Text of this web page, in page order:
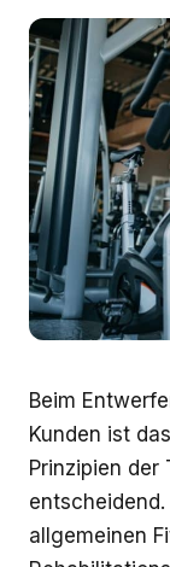
Beim
Kunden ist
Prinzipien der
allgemeinen